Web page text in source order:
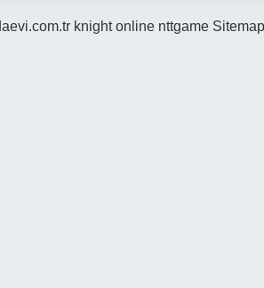
knight online nttgame Sitemap